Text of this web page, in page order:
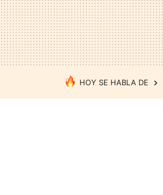
HOY SE HABLA DE